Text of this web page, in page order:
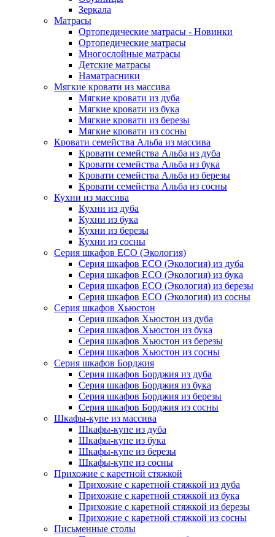
Зеркала
Матрасы
Ортопедические матрасы - Новинки
Ортопедические матрасы
Многослойные матрасы
Детские матрасы
Наматрасники
Мягкие кровати из массива
Мягкие кровати из дуба
Мягкие кровати из бука
Мягкие кровати из березы
Мягкие кровати из сосны
Кровати семейства Альба из массива
Кровати семейства Альба из дуба
Кровати семейства Альба из бука
Кровати семейства Альба из березы
Кровати семейства Альба из сосны
Кухни из массива
Кухни из дуба
Кухни из бука
Кухни из березы
Кухни из сосны
Серия шкафов ECO (Экология)
Серия шкафов ECO (Экология) из дуба
Серия шкафов ECO (Экология) из бука
Серия шкафов ECO (Экология) из березы
Серия шкафов ECO (Экология) из сосны
Серия шкафов Хьюстон
Серия шкафов Хьюстон из дуба
Серия шкафов Хьюстон из бука
Серия шкафов Хьюстон из березы
Серия шкафов Хьюстон из сосны
Серия шкафов Борджия
Серия шкафов Борджия из дуба
Серия шкафов Борджия из бука
Серия шкафов Борджия из березы
Серия шкафов Борджия из сосны
Шкафы-купе из массива
Шкафы-купе из дуба
Шкафы-купе из бука
Шкафы-купе из березы
Шкафы-купе из сосны
Прихожие с каретной стяжкой
Прихожие с каретной стяжкой из дуба
Прихожие с каретной стяжкой из бука
Прихожие с каретной стяжкой из березы
Прихожие с каретной стяжкой из сосны
Письменные столы